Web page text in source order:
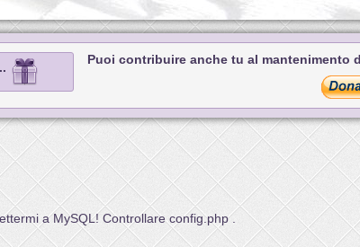
Puoi contribuire anche tu al
a MySQL! Controllare config.php .